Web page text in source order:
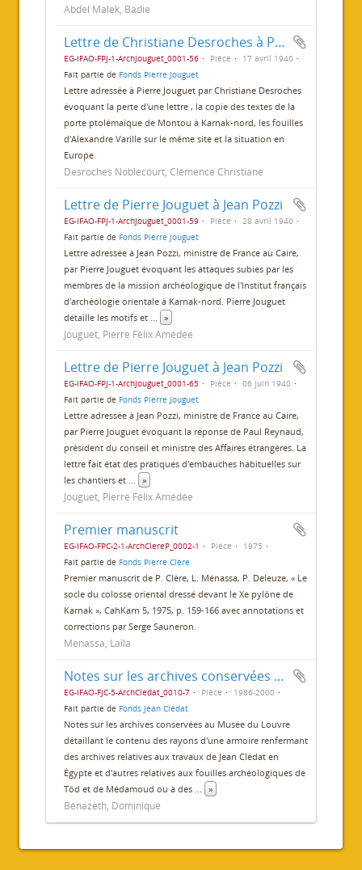
Abdel Malek, Badie
Lettre de Christiane Desroches à Pierre Jouguet
EG-IFAO-FPJ-1-ArchJouguet_0001-56 Pièce
17 avril 1940
Fait partie de Fonds Pierre Jouguet
Lettre adressée à Pierre Jouguet par Christiane Desroches
évoquant la perte d'une lettre , la copie des textes de la
porte ptolémaïque de Montou à Karnak-nord, les fouilles
d'Alexandre Varille sur le même site et la situation en
Europe.
Desroches Noblecourt, Clémence Christiane
Lettre de Pierre Jouguet à Jean Pozzi
EG-IFAO-FPJ-1-ArchJouguet_0001-59 Pièce
28 avril 1940
Fait partie de Fonds Pierre Jouguet
Lettre adressée à Jean Pozzi, ministre de France au Caire,
par Pierre Jouguet évoquant les attaques subies par les
membres de la mission archéologique de l'Institut français
d'archéologie orientale à Karnak-nord. Pierre Jouguet
détaille les motifs et ... »
Jouguet, Pierre Félix Amédée
Lettre de Pierre Jouguet à Jean Pozzi
EG-IFAO-FPJ-1-ArchJouguet_0001-65 Pièce
06 juin 1940
Fait partie de Fonds Pierre Jouguet
Lettre adressée à Jean Pozzi, ministre de France au Caire,
par Pierre Jouguet évoquant la réponse de Paul Reynaud,
président du conseil et ministre des Affaires étrangères. La
lettre fait état des pratiques d'embauches habituelles sur
les chantiers et ... »
Jouguet, Pierre Félix Amédée
Premier manuscrit
EG-IFAO-FPC-2-1-ArchClereP_0002-1 Pièce
1975
Fait partie de Fonds Pierre Clère
Premier manuscrit de P. Clère, L. Ménassa, P. Deleuze, « Le
socle du colosse oriental dressé devant le Xe pylône de
Karnak », CahKarn 5, 1975, p. 159-166 avec annotations et
corrections par Serge Sauneron.
Menassa, Laïla
Notes sur les archives conservées au Louvre
EG-IFAO-FJC-5-ArchCledat_0010-7 Pièce
1986-2000
Fait partie de Fonds Jean Clédat
Notes sur les archives conservées au Musée du Louvre
détaillant le contenu des rayons d'une armoire renfermant
des archives relatives aux travaux de Jean Clédat en
Égypte et d'autres relatives aux fouilles archéologiques de
Tôd et de Médamoud ou à des ... »
Bénazeth, Dominique